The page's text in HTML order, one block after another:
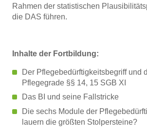
Rahmen der statistischen
die DAS führen.
Inhalte der Fortbildung:
Der Pflegebedürftigkeitsbegriff und
Pflegegrade §§ 14, 15 SGB XI
Das BI und seine Fallstricke
Die sechs Module der
lauern die größten Stolpersteine?